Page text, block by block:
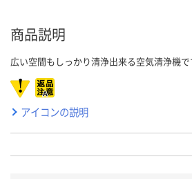
商品説明
広い空間もしっかり清浄出来る空気清浄機で
アイコンの説明